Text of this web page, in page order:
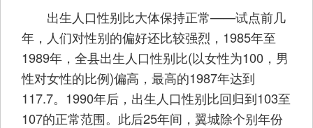
出生人口性别比大体保持正常——试点前几
年，人们对性别的偏好还比较强烈，1985年至
1989年，全县出生人口性别比(以女性为100，男
性对女性的比例)偏高，最高的1987年达到
117.7。1990年后，出生人口性别比回归到103至
107的正常范围。此后25年间，翼城除个别年份